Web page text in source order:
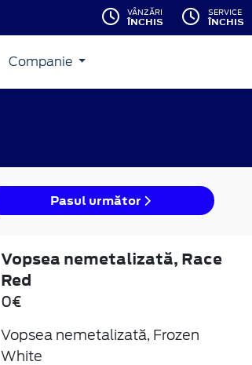
VÂNZĂRI
ÎNCHIS
SERVICE
ÎNCHIS
Companie
Pasul următor
Vopsea nemetalizată, Race
Red
0€
Vopsea nemetalizată, Frozen
White